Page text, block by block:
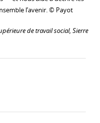
l’avenir. © Payot
de travail social, Sierre